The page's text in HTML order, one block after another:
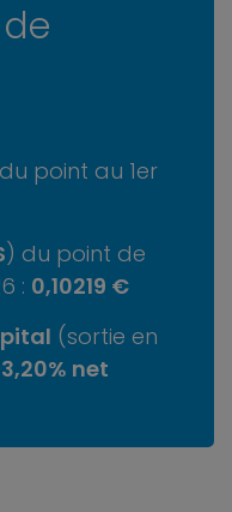
point au 1er
) du point de
: 0,10219 €
(sortie en
net